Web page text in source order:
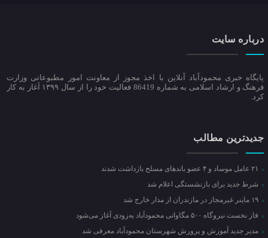
درباره سایت
پایگاه خبری محمودآباد آنلاین با اخذ مجوز از معاونت امور مطبوعاتی وزارت
فرهنگ و ارشاد اسلامی به شماره 86419 فعالیت خود را از سال ۱۳۹۹ آغاز به کار
کرد.
جدیدترین مطالب
شرط جدید برای بازنشستگی اعلام شد
فاز نخست نیروگاه ۵۰۰ مگاواتی محمودآباد به‌زودی آغاز می‌شود
مدیر جدید آموزش و پرورش شهرستان محمودآباد معرفی شد